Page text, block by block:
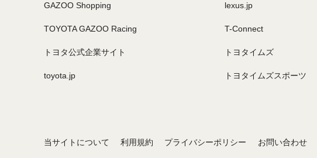
GAZOO Shopping
TOYOTA GAZOO Racing
トヨタ公式企業サイト
toyota.jp
lexus.jp
T-Connect
トヨタイムズ
トヨタイムズスポーツ
当サイトについて 利用規約 プライバシーポリシー お問い合わせ